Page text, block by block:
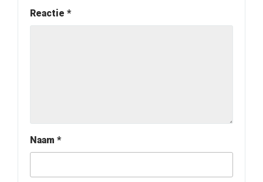
Reactie *
Naam *